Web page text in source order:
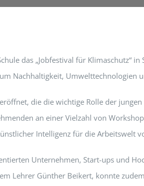
das „Jobfestival für Klimaschutz“
Nachhaltigkeit, Umwelttechnologien
die die wichtige Rolle der
an einer Vielzahl von
Intelligenz für die Arbeitswelt
Unternehmen, Start-ups und
Lehrer Günther Beikert, konnte